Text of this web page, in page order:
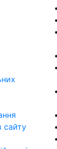
сайту